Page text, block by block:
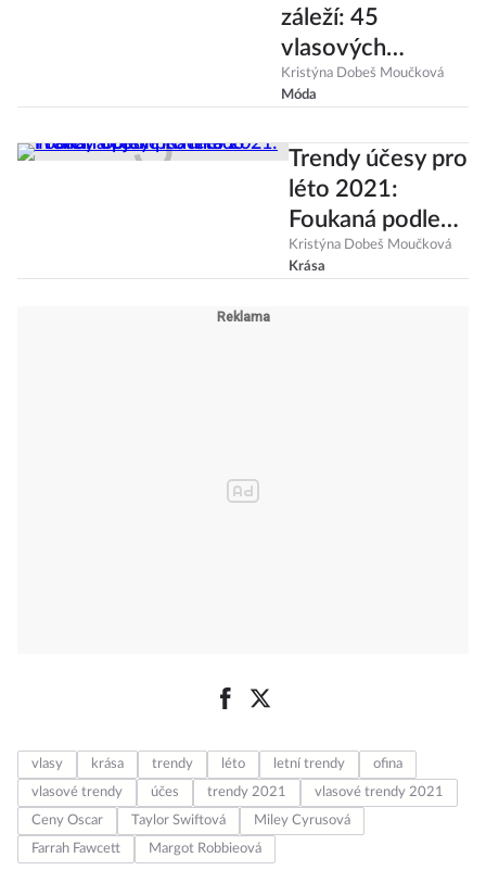
záleží: 45
vlasových
doplňků, které by
vám neměly
chybět
Kristýna Dobeš Moučková
Móda
Trendy účesy pro
léto 2021:
Foukaná podle
Rachel z Přátel i
objemné mikádo
Kristýna Dobeš Moučková
Krása
vlasy krása trendy léto letní trendy
ofina
vlasové trendy
účes trendy 2021
vlasové trendy 2021
Ceny Oscar
Taylor Swiftová
Miley Cyrusová
Farrah Fawcett
Margot Robbieová